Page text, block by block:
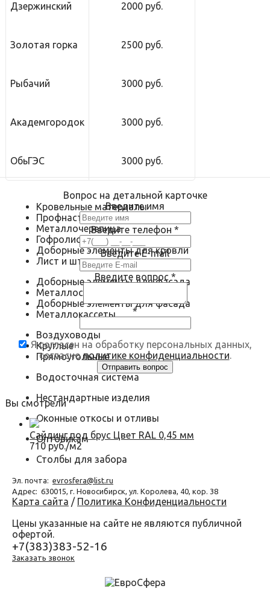
Дзержинский 2000 руб.
Золотая горка 2500 руб.
Рыбачий 3000 руб.
Академгородок 3000 руб.
ОбьГЭС 3000 руб.
Вопрос на детальной карточке
Введите имя
Введите телефон *
Введите E-mail
Введите вопрос *
*
Я согласен на обработку персональных данных,
согласнополитике конфиденциальности.
Вы смотрели
Сайдинг под брус Цвет RAL 0,45 мм
710 руб./м2
Кровельные материалы
Профнастил
Металлочерепица
Гофролист
Доборные элементы для кровли
Лист и штрипс
Доборные элементы для фасада
Металлосайдинг
Доборные элементы для фасада
Металлокассеты
Воздуховоды
Круглые
Прямоугольные
Водосточная система
Нестандартные изделия
Оконные откосы и отливы
Оптовикам
Столбы для забора
Эл. почта: evrosfera@list.ru
Адрес: 630015, г. Новосибирск, ул. Королева, 40, кор. 38
Карта сайта / Политика Конфиденциальности
Цены указанные на сайте не являются публичной
офертой.
+7(383)383-52-16
Заказать звонок